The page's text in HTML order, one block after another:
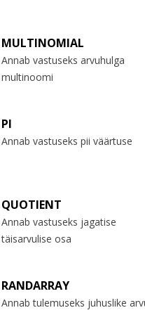
MULTINOMIAL
Annab vastuseks arvuhulga
multinoomi
PI
Annab vastuseks pii väärtuse
QUOTIENT
Annab vastuseks jagatise
täisarvulise osa
RANDARRAY
Annab tulemuseks juhuslike